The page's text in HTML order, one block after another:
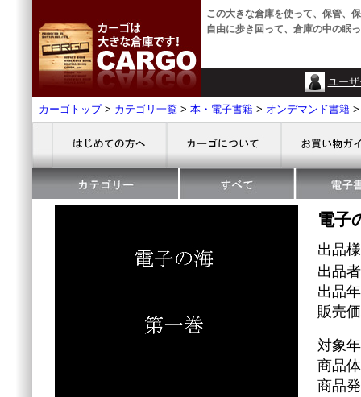
この大きな倉庫を使って、保管、
自由に歩き回って、倉庫の中の眠
ユー
カーゴトップ> カテゴリ一覧 > 本・電子書籍> オンデマンド書籍
電子
出品
出品
出品
販売
対象
商品
商品